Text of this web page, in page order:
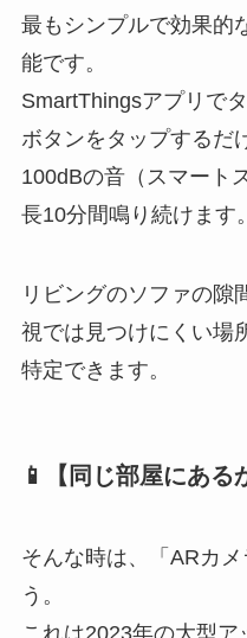
最もシンプルで効果的
能です。
SmartThingsアプリで
ボタンをタップするだ
100dBの音（スマート
長10分間鳴り続けます。
リビングのソファの隙
視では見つけにくい場
特定できます。
📱【同じ部屋にある
そんな時は、「ARカ
う。